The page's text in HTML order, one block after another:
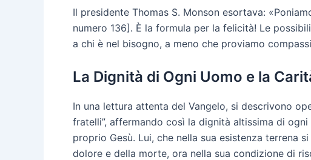
Il presidente Thomas S. Monson esortava:
numero 136]. È la formula per la felicità! Le
a chi è nel bisogno, a meno che proviamo
La Dignità di Ogni Uomo e la
In una lettura attenta del Vangelo, si descrivono
fratelli”, affermando così la dignità altissima di
proprio Gesù. Lui, che nella sua esistenza terrena
dolore e della morte, ora nella sua condizione di